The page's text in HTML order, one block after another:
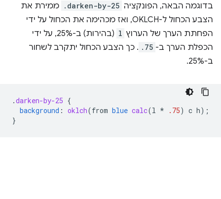
בדוגמה הבאה, הפונקציה .darken-by-25 ממירת את
הצבע הכחול ל-OKLCH, ואז מכהימה את הכחול על ידי
הפחתת הערך של הערוץ l
(בהירות) ב-25%, על ידי
הכפלת הערך ב- .75 . כך הצבע הכחול יתקרב לשחור
ב-25%.
.darken-by-25 {
background : oklch(from blue calc(l * .75) c h);
}